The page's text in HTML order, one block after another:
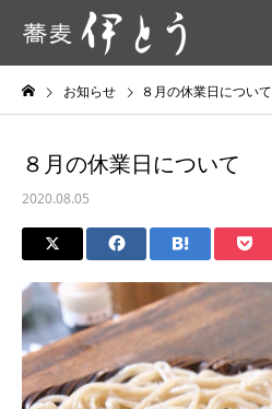
お知らせ ８月の休業日について
８月の休業日について
2020.08.05